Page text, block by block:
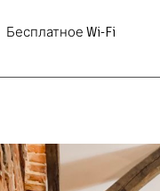
Бесплатное Wi-Fi